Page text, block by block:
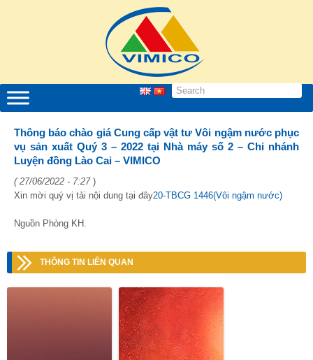
Thông báo chào giá Cung cấp vật tư Vôi ngậm nước phục
vụ sản xuất Quý 3 – 2022 tại Nhà máy số 2 – Chi nhánh
Luyện đồng Lào Cai – VIMICO
( 27/06/2022 - 7:27)
Xin mời quý vị tải nội dung tại đây20-TBCG 1446(Vôi ngậm nước)
Nguồn Phòng KH.
THÔNG TIN LIÊN QUAN